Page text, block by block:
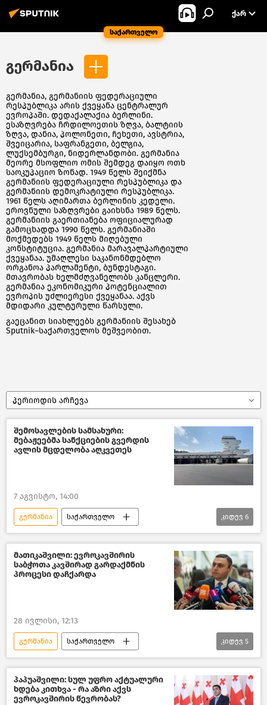
საქართველო
ᲥᲐᲠ
გერმანია
გერმანია, გერმანიის ფედერაციული
რესპუბლიკა არის ქვეყანა ცენტრალურ
ევროპაში. დედაქალაქია ბერლინი.
ესაზღვრება ჩრდილოეთის ზღვა, ბალტიის
ზღვა, დანია, პოლონეთი, ჩეხეთი, ავსტრია,
შვეიცარია, საფრანგეთი, ბელგია,
ლუქსემბურგი, ნიდერლანდობი. გერმანია
მეორე მსოფლიო ომის შემდეგ დაიყო ოთხ
საოკუპაციო ზონად. 1949 წელს შეიქმნა
გერმანიის ფედერაციული რესპუბლიკა და
გერმანიის დემოკრატიული რესპუბლიკა.
1961 წელს აღიმართა ბერლინის კედელი.
ეროვნული საზღვრები გაიხსნა 1989 წელს.
გერმანიის გაერთიანება ოფიციალურად
გამოცხადდა 1990 წელს. გერმანიაში
მოქმედებს 1949 წელს მიღებული
კონსტიტუცია. გერმანია მარავალპარტიული
ქვეყანაა. უმაღლესი საკანონმდებლო
ორგანოა პარლამენტი, ბუნდესტაგი.
მთავრობას ხელმძღვანელობს კანცლერი.
გერმანია ეკონომიკური პოტენციალით
ევროპის უძლიერესი ქვეყანაა. აქვს
მდიდარი კულტურული წარსული.
გაეცანით სიახლეებს გერმანიის შესახებ
Sputnik–საქართველოს მეშვეობით.
პერიოდის არჩევა
შემოსავლების სამსახური:
მებაჟეებმა სანქციების გვერდის
ავლის მცდელობა აღკვეთეს
7 აგვისტო, 14:00
გერმანია საქართველო
შემოსავლების სამსახური თურქეთი
ხორვატია აზერბაიჯანი
ახალი ამბები
კიდევ 6
მათიკაშვილი: ევროკავშირის
საბჭოთა კავშირად გარდაქმნის
პროცესი დაჩქარდა
28 ივლისი, 12:13
გერმანია საქართველო
საქართველოს პარლამენტი
საქართველო-ევროკავშირის ურთიერთობები
ევროკავშირი
კიდევ 5
პაპუაშვილი: სულ უფრო აქტუალური
ხდება კითხვა - რა აზრი აქვს
ევროკავშირის წევრობას?